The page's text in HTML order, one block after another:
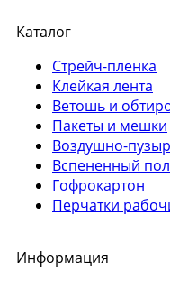
Каталог
Стрейч-пленка
Клейкая лента
Ветошь и
Пакеты и мешки
Воздушно-
Вспененный
Гофрокартон
Перчатки
Информация